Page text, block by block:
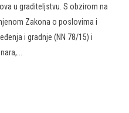
u graditeljstvu. S obzirom na
Zakona o poslovima i
i gradnje (NN 78/15) i